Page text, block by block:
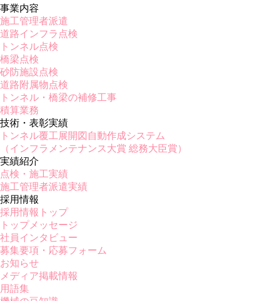
事業内容
施工管理者派遣
道路インフラ点検
トンネル点検
橋梁点検
砂防施設点検
道路附属物点検
トンネル・橋梁の補修工事
積算業務
技術・表彰実績
トンネル覆工展開図自動作成システム
（インフラメンテナンス大賞 総務大臣賞）
実績紹介
点検・施工実績
施工管理者派遣実績
採用情報
採用情報トップ
トップメッセージ
社員インタビュー
募集要項・応募フォーム
お知らせ
メディア掲載情報
用語集